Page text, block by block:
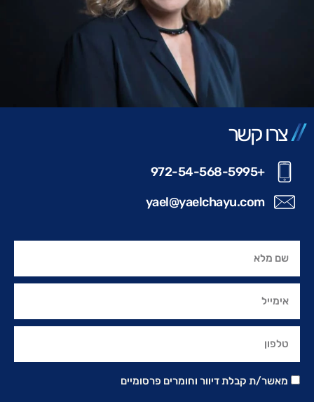
צרו קשר
+972-54-568-5995
yael@yaelchayu.com
מאשר/ת קבלת דיוור וחומרים פרסומיים